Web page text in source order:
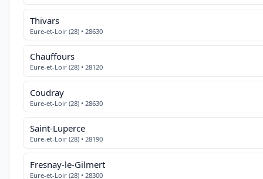
Thivars
Eure-et-Loir (28) • 28630
Chauffours
Eure-et-Loir (28) • 28120
Coudray
Eure-et-Loir (28) • 28630
Saint-Luperce
Eure-et-Loir (28) • 28190
Fresnay-le-Gilmert
Eure-et-Loir (28) • 28300